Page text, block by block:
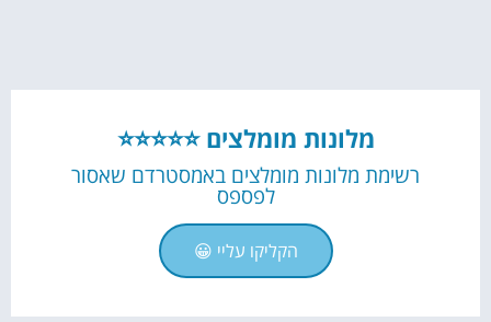
מלונות מומלצים ⭐⭐⭐⭐⭐
רשימת מלונות מומלצים באמסטרדם שאסור
לפספס
הקליקו עליי 😀